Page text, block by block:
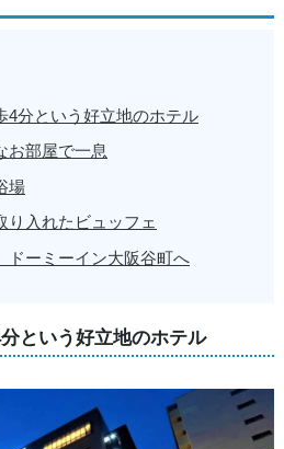
4分という好立地のホテル
お部屋で一息
場
り入れたビュッフェ
ーミーイン大阪谷町へ
という好立地のホテル